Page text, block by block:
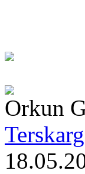
Orkun